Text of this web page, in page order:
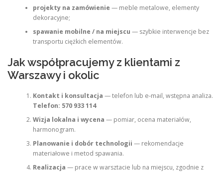
projekty na zamówienie — meble metalowe, elementy
dekoracyjne;
spawanie mobilne / na miejscu — szybkie interwencje bez
transportu ciężkich elementów.
Jak współpracujemy z klientami z
Warszawy i okolic
Kontakt i konsultacja — telefon lub e‑mail, wstępna analiza.
Telefon: 570 933 114
Wizja lokalna i wycena — pomiar, ocena materiałów,
harmonogram.
Planowanie i dobór technologii — rekomendacje
materiałowe i metod spawania.
Realizacja — prace w warsztacie lub na miejscu, zgodnie z